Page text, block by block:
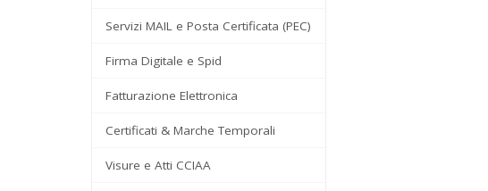
Servizi MAIL e Posta Certificata (PEC)
Firma Digitale e Spid
Fatturazione Elettronica
Certificati & Marche Temporali
Visure e Atti CCIAA